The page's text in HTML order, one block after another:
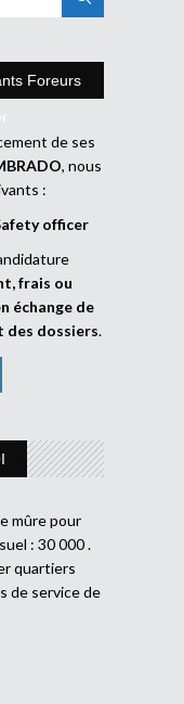
Foreurs
de ses
, nous
:
officer
frais ou
échange de
des dossiers.
mûre pour
: 30 000 .
quartiers
de service de